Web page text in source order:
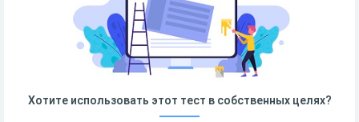
Хотите использовать этот тест в собственных целях?